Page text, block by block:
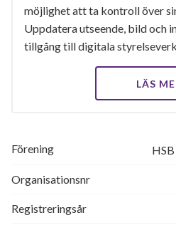
möjlighet att ta kontroll över
Uppdatera utseende, bild och
tillgång till digitala
LÄS
Förening
Organisationsnr
Registreringsår